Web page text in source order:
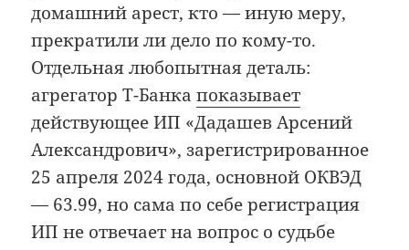
домашний арест, кто — иную меру,
прекратили ли дело по кому-то.
Отдельная любопытная деталь:
агрегатор Т-Банкапоказывает
действующее ИП «Дадашев Арсений
Александрович», зарегистрированное
25 апреля 2024 года, основной ОКВЭД
— 63.99, но сама по себе регистрация
ИП не отвечает на вопрос о судьбе